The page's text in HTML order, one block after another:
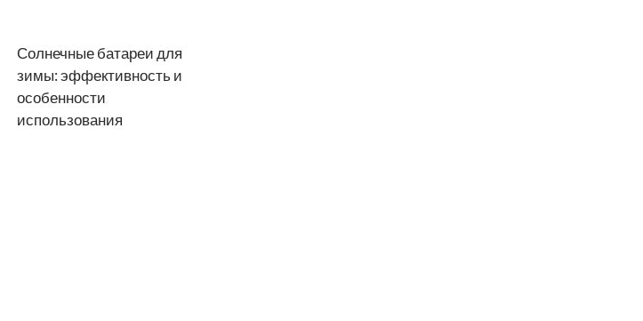
Солнечные батареи для
зимы: эффективность и
особенности
использования